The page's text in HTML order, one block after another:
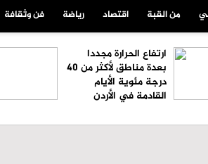
من القبة اقتصاد رياضة فن وثقافة
ارتفاع الحرارة مجددا
بعدة مناطق لأكثر من 40
درجة مئوية الأيام
القادمة في الأردن